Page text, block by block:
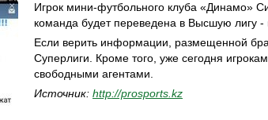
Игрок мини-футбольного клуба «Динамо»
команда будет переведена в Высшую лигу -
Если верить информации, размещенной
Суперлиги. Кроме того, уже сегодня
свободными агентами.
Источник: http://prosports.kz